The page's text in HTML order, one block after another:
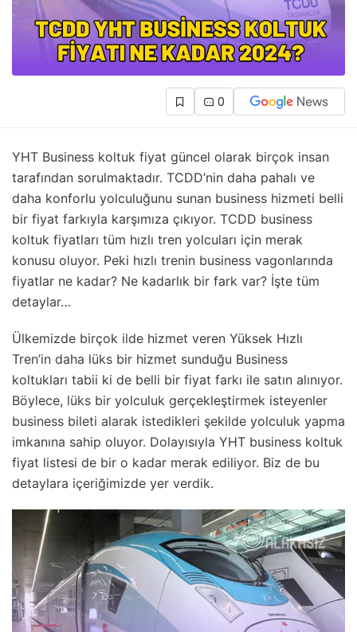
0
YHT Business koltuk fiyat güncel olarak birçok insan
tarafından sorulmaktadır. TCDD’nin daha pahalı ve
daha konforlu yolculuğunu sunan business hizmeti belli
bir fiyat farkıyla karşımıza çıkıyor. TCDD business
koltuk fiyatları tüm hızlı tren yolcuları için merak
konusu oluyor. Peki hızlı trenin business vagonlarında
fiyatlar ne kadar? Ne kadarlık bir fark var? İşte tüm
detaylar…
Ülkemizde birçok ilde hizmet veren Yüksek Hızlı
Tren’in daha lüks bir hizmet sunduğu Business
koltukları tabii ki de belli bir fiyat farkı ile satın alınıyor.
Böylece, lüks bir yolculuk gerçekleştirmek isteyenler
business bileti alarak istedikleri şekilde yolculuk yapma
imkanına sahip oluyor. Dolayısıyla YHT business koltuk
fiyat listesi de bir o kadar merak ediliyor. Biz de bu
detaylara içeriğimizde yer verdik.